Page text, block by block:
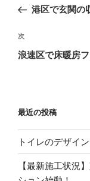
ナ
ビ
ゲ
ン
去
投
稿
港区で玄関の
次
の
次
浪速区で床暖房
最近の投稿
トイレのデザイン
【最新施工状況